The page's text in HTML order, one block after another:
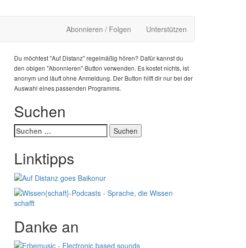
Abonnieren / Folgen Unterstützen
Du möchtest "Auf Distanz" regelmäßig hören? Dafür kannst du
den obigen "Abonnieren"-Button verwenden. Es kostet nichts, ist
anonym und läuft ohne Anmeldung. Der Button hilft dir nur bei der
Auswahl eines passenden Programms.
Suchen
Suchen
nach:
Linktipps
Danke an